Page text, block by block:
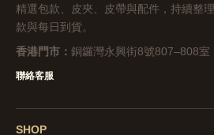
精選包款、皮夾、皮帶與配件，持續整
款與每日到貨。
香港門市： 銅鑼灣永興街8號807–808室
聯絡客服
SHOP